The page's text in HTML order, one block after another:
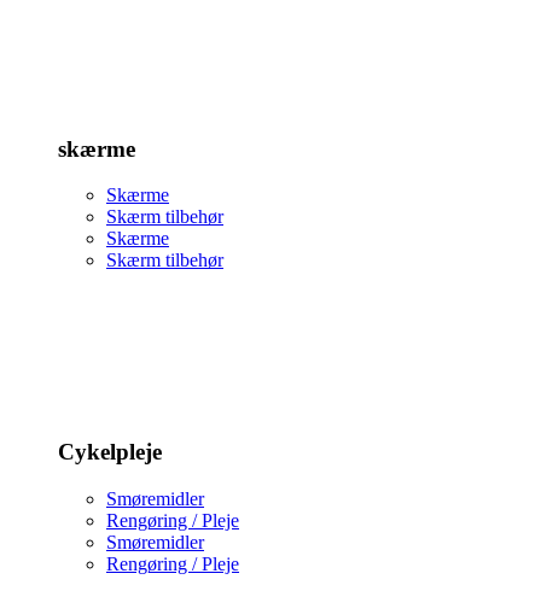
skærme
Skærme
Skærm tilbehør
Skærme
Skærm tilbehør
Cykelpleje
Smøremidler
Rengøring / Pleje
Smøremidler
Rengøring / Pleje